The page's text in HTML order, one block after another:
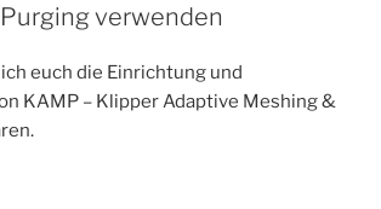
verwenden
euch die Einrichtung und
KAMP – Klipper Adaptive Meshing &